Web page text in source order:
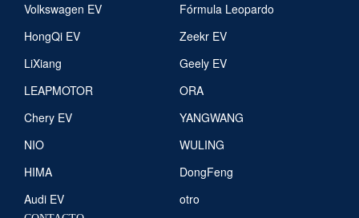
Volkswagen EV
Fórmula Leopardo
HongQi EV
Zeekr EV
LiXiang
Geely EV
LEAPMOTOR
ORA
Chery EV
YANGWANG
NIO
WULING
HIMA
DongFeng
Audi EV
otro